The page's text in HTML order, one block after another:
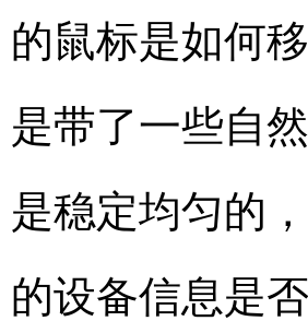
的鼠标是如何
是带了一些自
是稳定均匀的
的设备信息是